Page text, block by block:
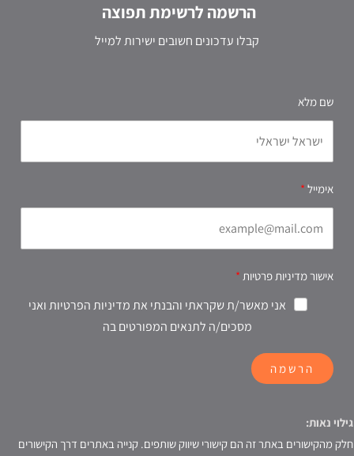
הרשמה לרשימת תפוצה
קבלו עדכונים חשובים ישירות למייל
שם מלא
אימייל
אישור מדיניות פרטיות
אני מאשר/ת שקראתי והבנתי את מדיניות הפרטיות ואני
מסכים/ה לתנאים המפורטים בה
הרשמה
גילוי נאות:
חלק מהקישורים באתר זה הם קישורי שיווק שותפים. קנייה באתרים דרך הקישורים